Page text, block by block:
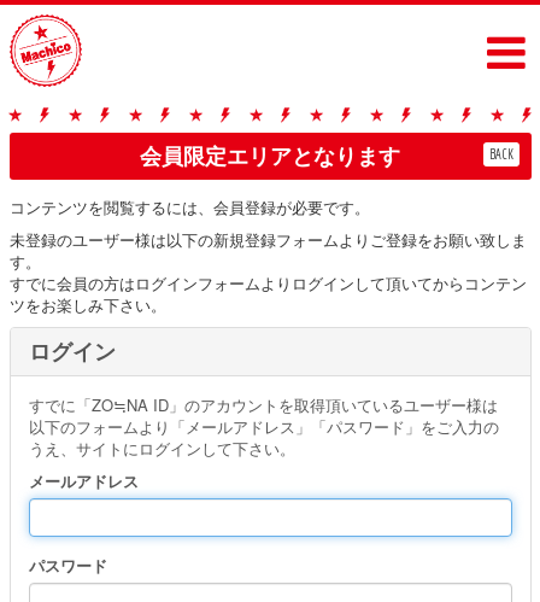
会員限定エリアとなります BACK
コンテンツを閲覧するには、会員登録が必要です。
未登録のユーザー様は以下の新規登録フォームよりご登録をお願い致しま
す。
すでに会員の方はログインフォームよりログインして頂いてからコンテン
ツをお楽しみ下さい。
ログイン
すでに「ZO≒NA ID」のアカウントを取得頂いているユーザー様は
以下のフォームより「メールアドレス」「パスワード」をご入力の
うえ、サイトにログインして下さい。
メールアドレス
パスワード